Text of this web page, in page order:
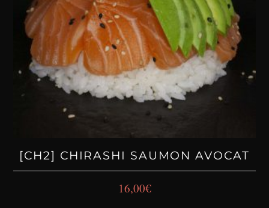
[CH2] CHIRASHI SAUMON AVOCAT
16,00€